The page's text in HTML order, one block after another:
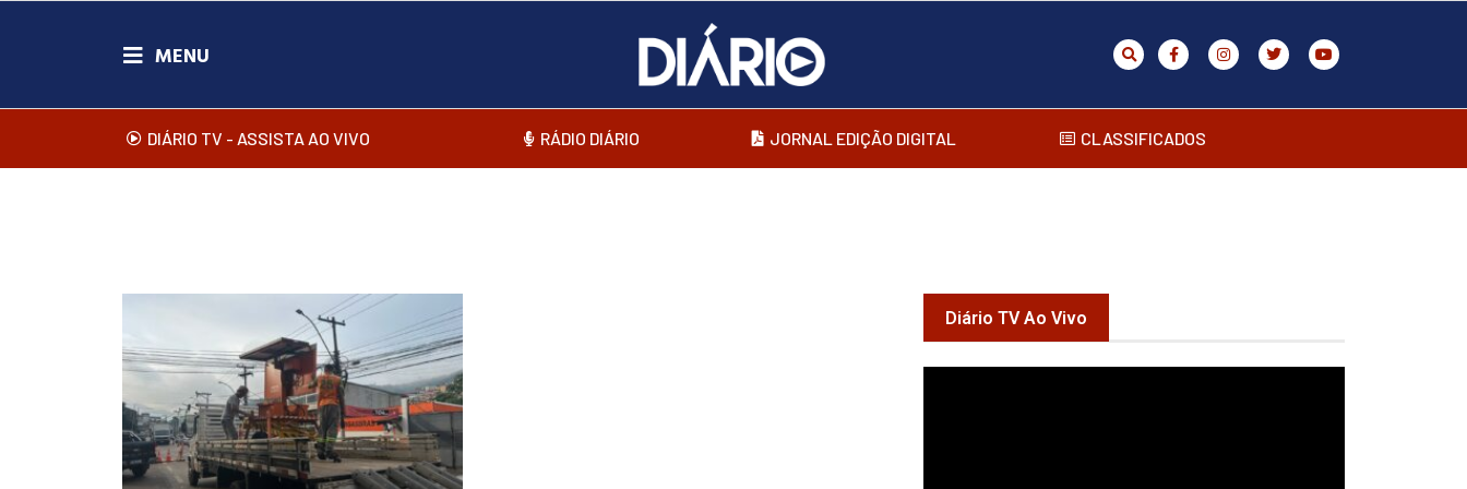
DIÁRIO TV - ASSISTA AO VIVO RÁDIO DIÁRIO JORNAL EDIÇÃO DIGITAL CLASSIFICADOS
Diário TV Ao Vivo